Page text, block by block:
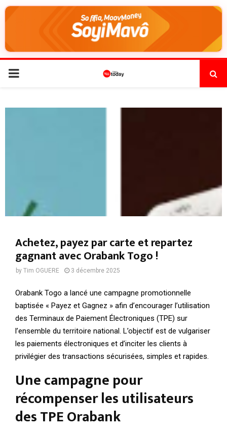
Achetez, payez par carte et repartez
gagnant avec Orabank Togo !
by Tim OGUERE 3 décembre 2025
Orabank Togo a lancé une campagne promotionnelle
baptisée « Payez et Gagnez » afin d’encourager l’utilisation
des Terminaux de Paiement Électroniques (TPE) sur
l’ensemble du territoire national. L’objectif est de vulgariser
les paiements électroniques et d’inciter les clients à
privilégier des transactions sécurisées, simples et rapides.
Une campagne pour
récompenser les utilisateurs
des TPE Orabank